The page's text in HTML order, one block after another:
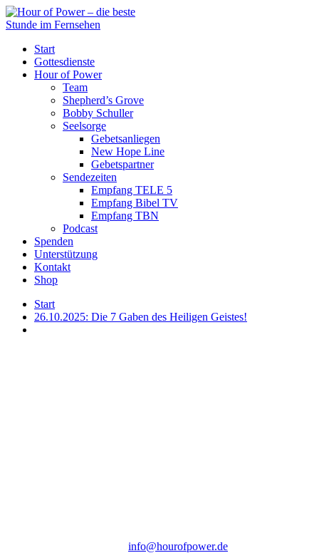
Start
Gottesdienste
Hour of Power
Team
Shepherd’s Grove
Bobby Schuller
Seelsorge
Gebetsanliegen
New Hope Line
Gebetspartner
Sendezeiten
Empfang TELE 5
Empfang Bibel TV
Empfang TBN
Podcast
Spenden
Unterstützung
Kontakt
Shop
Start
26.10.2025: Die 7 Gaben des Heiligen Geistes!
info@hourofpower.de